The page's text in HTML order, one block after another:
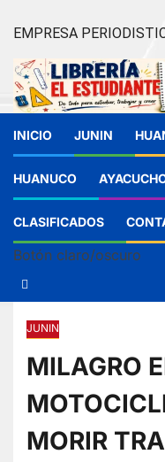
EMPRESA
INICIO JUNIN
HUANUCO
CLASIFICADOS
Botón claro/oscuro
JUNIN
MILAGRO
MORIR